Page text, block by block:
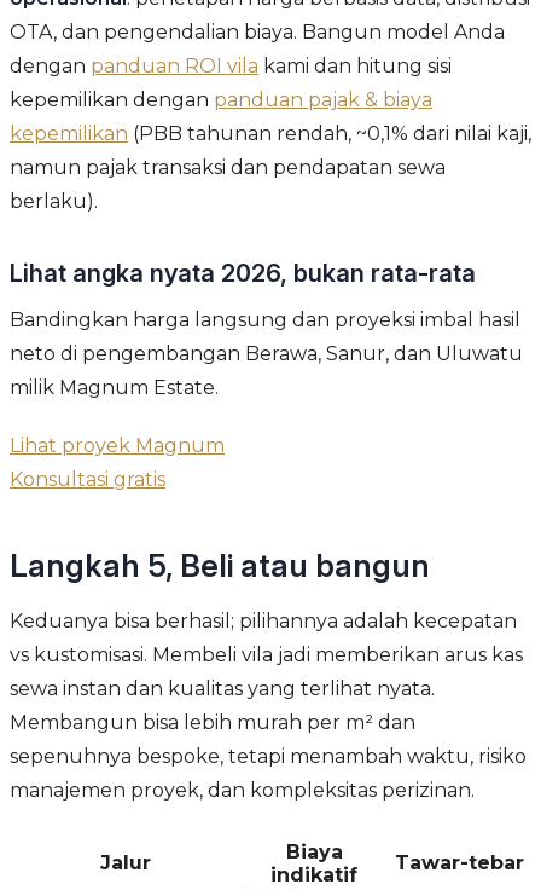
OTA, dan pengendalian biaya. Bangun model Anda
dengan panduan ROI vila kami dan hitung sisi
kepemilikan dengan panduan pajak & biaya
kepemilikan (PBB tahunan rendah, ~0,1% dari nilai kaji,
namun pajak transaksi dan pendapatan sewa
berlaku).
Lihat angka nyata 2026, bukan rata-rata
Bandingkan harga langsung dan proyeksi imbal hasil
neto di pengembangan Berawa, Sanur, dan Uluwatu
milik Magnum Estate.
Lihat proyek Magnum
Konsultasi gratis
Langkah 5, Beli atau bangun
Keduanya bisa berhasil; pilihannya adalah kecepatan
vs kustomisasi. Membeli vila jadi memberikan arus kas
sewa instan dan kualitas yang terlihat nyata.
Membangun bisa lebih murah per m² dan
sepenuhnya bespoke, tetapi menambah waktu, risiko
manajemen proyek, dan kompleksitas perizinan.
Jalur
Biaya
indikatif
Tawar-tebar